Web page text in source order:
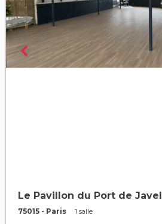
Le Pavillon du Port de Javel
75015 - Paris 1 salle